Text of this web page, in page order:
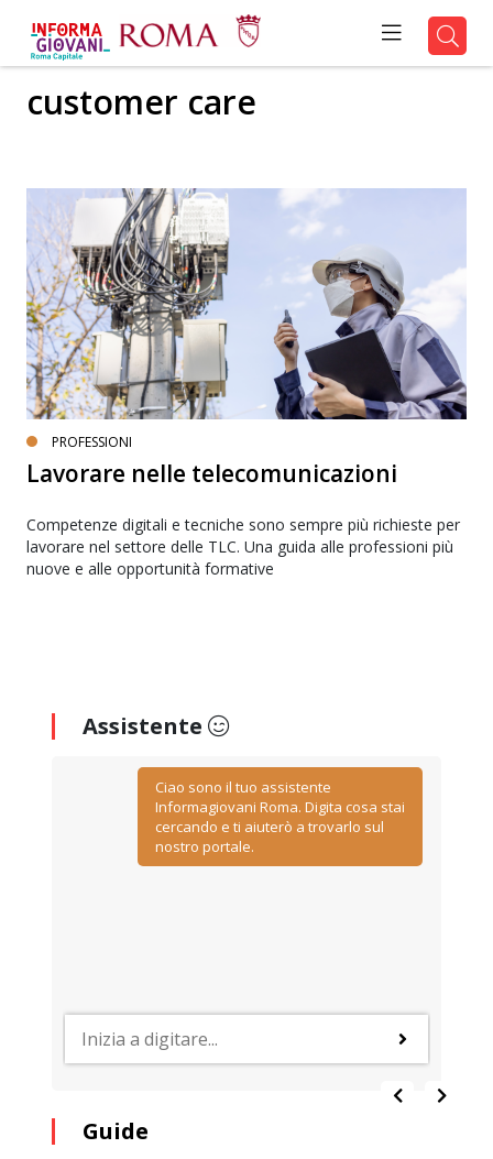
customer care
PROFESSIONI
Lavorare nelle telecomunicazioni
Competenze digitali e tecniche sono sempre più richieste per
lavorare nel settore delle TLC. Una guida alle professioni più
nuove e alle opportunità formative
Assistente
Ciao sono il tuo assistente
Informagiovani Roma. Digita cosa stai
cercando e ti aiuterò a trovarlo sul
nostro portale.
Guide